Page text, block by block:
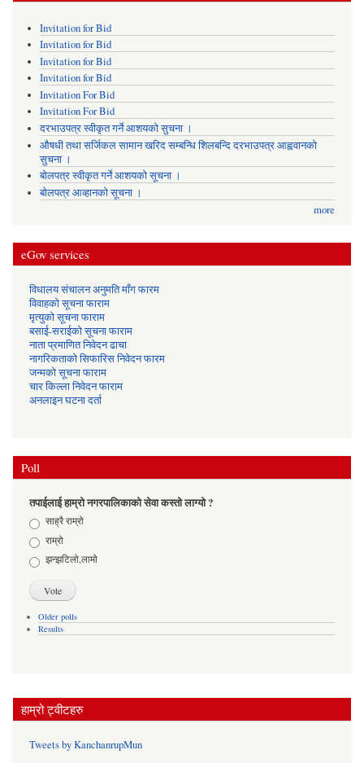
Invitation for Bid
Invitation for Bid
Invitation for Bid
Invitation for Bid
Invitation For Bid
Invitation For Bid
दरभाउपत्र स्वीकृत गर्ने आशयको सुचना ।
औषधी तथा सर्जिकल सामान खरिद सम्बन्धि शिलबन्दि दरभाउपत्र आह्ववानको
सुचना ।
बोलपत्र स्वीकृत गर्ने आशयको सूचना ।
बोलपत्र आव्हानको सूचना ।
more
eGov services
विधालय संचालन अनुमति माँग फारम
विवाहको सूचना फाराम
मृत्युको सूचना फाराम
बसाई-सराईको सूचना फाराम
नाता प्रमाणित निवेदन ढाचा
नागरिकताको सिफारिस निवेदन फारम
जन्मको सूचना फाराम
चार किल्ला निवेदन फाराम
अनलाइन घटना दर्ता
Poll
तपाईलाई हाम्रो नगरपालिकाको सेवा कस्तो लाग्यो ?
Choicesसाह्रै राम्रो
राम्रो
झन्झटिलो,लामो
Older polls
Results
हाम्रो ट्वीटहरु
Tweets by KanchanrupMun